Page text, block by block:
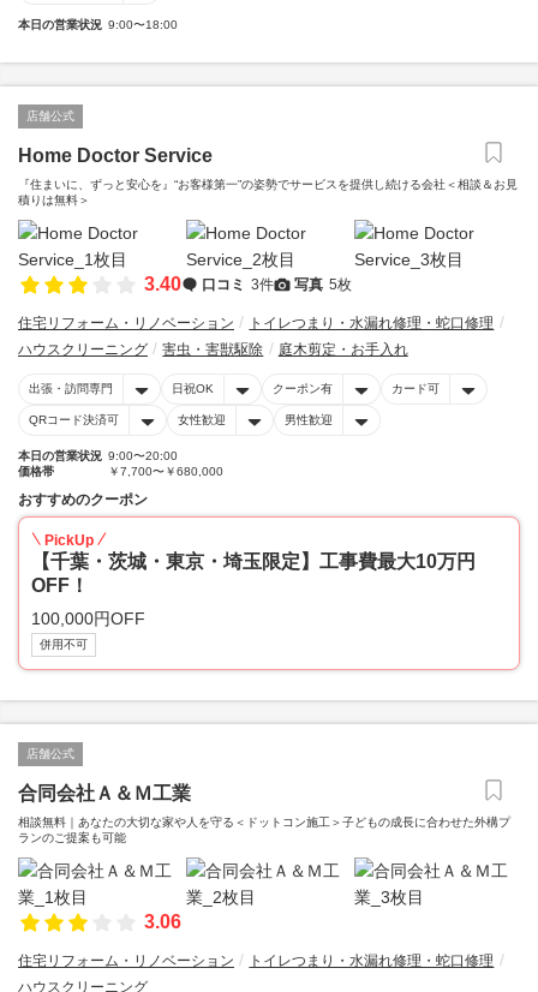
本日の営業状況 9:00〜18:00
店舗公式
Home Doctor Service
『住まいに、ずっと安心を』“お客様第一”の姿勢でサービスを提供し続ける会社＜相談＆お見
積りは無料＞
3.40 口コミ 3件 写真 5枚
住宅リフォーム・リノベーション
トイレつまり・水漏れ修理・蛇口修理
ハウスクリーニング
害虫・害獣駆除 庭木剪定・お手入れ
出張・訪問専門 日祝OK クーポン有 カード可
QRコード決済可 女性歓迎 男性歓迎
本日の営業状況 9:00〜20:00
価格帯
￥7,700〜￥680,000
おすすめのクーポン
PickUp
【千葉・茨城・東京・埼玉限定】工事費最大10万円
OFF！
100,000円OFF
併用不可
店舗公式
合同会社Ａ＆Ｍ工業
相談無料｜あなたの大切な家や人を守る＜ドットコン施工＞子どもの成長に合わせた外構プ
ランのご提案も可能
3.06
住宅リフォーム・リノベーション
トイレつまり・水漏れ修理・蛇口修理
ハウスクリーニング